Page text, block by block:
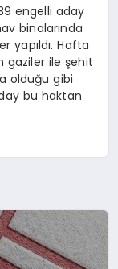
engelli aday
binalarında
yapıldı. Hafta
gaziler ile şehit
olduğu gibi
bu haktan